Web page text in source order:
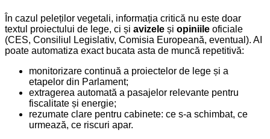
În cazul peleților vegetali, informația critică nu este doar
textul proiectului de lege, ci și avizele și opiniile oficiale
(CES, Consiliul Legislativ, Comisia Europeană, eventual). AI
poate automatiza exact bucata asta de muncă repetitivă:
monitorizare continuă a proiectelor de lege și a
etapelor din Parlament;
extragerea automată a pasajelor relevante pentru
fiscalitate și energie;
rezumate clare pentru cabinete: ce s-a schimbat, ce
urmează, ce riscuri apar.